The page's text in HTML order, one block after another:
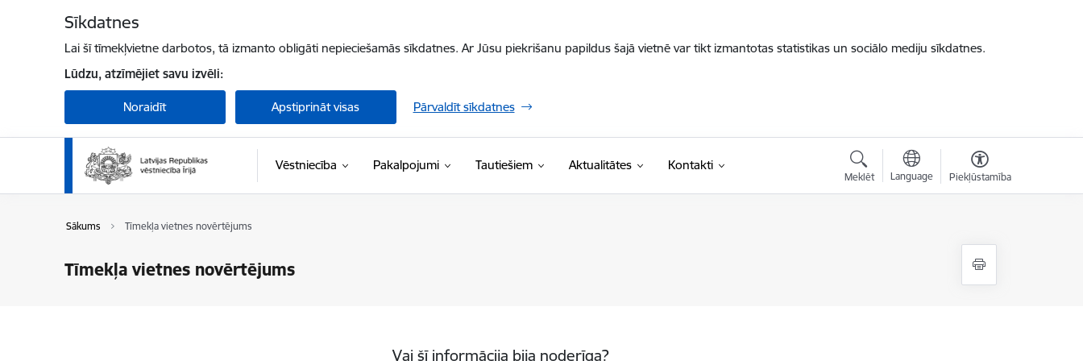
Sīkdatnes
Lai šī tīmekļvietne darbotos, tā izmanto obligāti nepieciešamās sīkdatnes. Ar Jūsu piekrišanu papildus šajā vietnē var tikt izmantotas statistikas un sociālo mediju sīkdatnes.
Lūdzu, atzīmējiet savu izvēli:
Noraidīt Apstiprināt visas Pārvaldīt sīkdatnes
Vēstniecība Pakalpojumi Tautiešiem Aktualitātes Kontakti
Meklēt Language Piekļūstamība
Sākums Tīmekļa vietnes novērtējums
Tīmekļa vietnes novērtējums
Vai šī informācija bija noderīga?